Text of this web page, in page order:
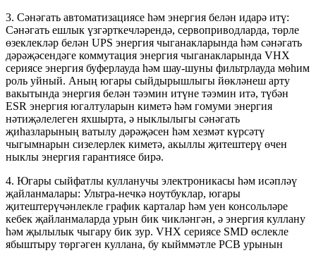
3. Сәнәгать автоматизациясе һәм энергия белән идарә итү:
Сәнәгать ешлык үзгәрткечләрендә, сервоприводларда, төрле
өзеклекләр белән UPS энергия чыганакларында һәм сәнәгать
дәрәҗәсендәге коммутация энергия чыганакларында VHX
сериясе энергия буферлауда һәм шау-шуны фильтрлауда мөһим
роль уйный. Аның югары сыйдырышлыгы йөкләнеш арту
вакытында энергия белән тәэмин итүне тәэмин итә, түбән
ESR энергия югалтуларын киметә һәм гомуми энергия
нәтиҗәлелеген яхшырта, ә ныклылыгы сәнәгать
җиһазларының ватылу дәрәҗәсен һәм хезмәт күрсәтү
чыгымнарын сизелерлек киметә, акыллы җитештерү өчен
ныклы энергия гарантиясе бирә.
4. Югары сыйфатлы кулланучы электроникасы һәм исәпләү
җайланмалары: Ультра-нечкә ноутбуклар, югары
җитештерүчәнлекле график карталар һәм уен консольләре
кебек җайланмаларда урын бик чикләнгән, ә энергия куллану
һәм җылылык чыгару бик зур. VHX сериясе SMD өслекле
ябыштыру төргәген куллана, бу кыйммәтле PCB урынын